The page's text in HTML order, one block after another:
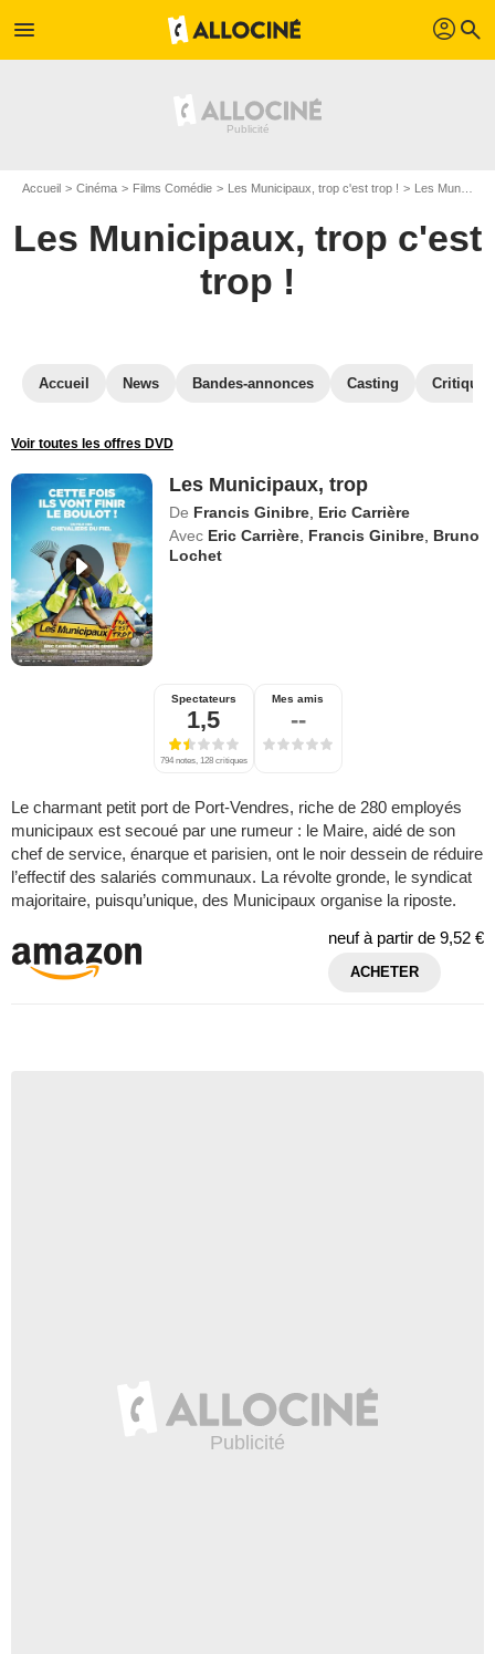
menu profil search
Accueil Cinéma Films Comédie Les Municipaux, trop c'est trop ! Les Municipaux, trop c'est trop ! en DVD
Les Municipaux, trop c'est
trop !
Accueil News Bandes-annonces Casting
Voir toutes les offres DVD
Les Municipaux, trop
De Francis Ginibre Eric Carrière
Avec Eric Carrière Francis Ginibre Bruno
Lochet
Spectateurs
1,5
794 notes, 128 critiques
Mes amis
--
Le charmant petit port de Port-Vendres, riche de 280 employés
municipaux est secoué par une rumeur : le Maire, aidé de son
chef de service, énarque et parisien, ont le noir dessein de réduire
l’effectif des salariés communaux. La révolte gronde, le syndicat
majoritaire, puisqu’unique, des Municipaux organise la riposte.
neuf à partir de 9,52 €
ACHETER